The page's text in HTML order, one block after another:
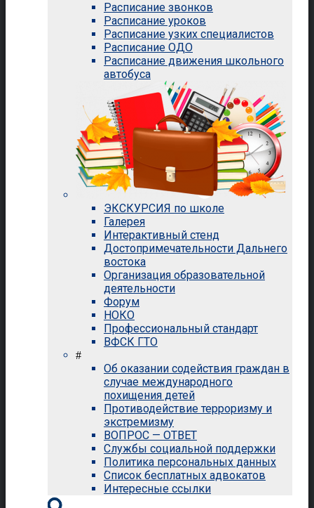
Расписание звонков
Расписание уроков
Расписание узких специалистов
Расписание ОДО
Расписание движения школьного
автобуса
ЭКСКУРСИЯ по школе
Галерея
Интерактивный стенд
Достопримечательности Дальнего
востока
Организация образовательной
деятельности
Форум
НОКО
Профессиональный стандарт
ВФСК ГТО
#
Об оказании содействия граждан в
случае международного
похищения детей
Противодействие терроризму и
экстремизму
ВОПРОС — ОТВЕТ
Службы социальной поддержки
Политика персональных данных
Список бесплатных адвокатов
Интересные ссылки